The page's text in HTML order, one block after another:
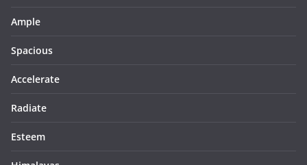
Ample
Spacious
Accelerate
Radiate
Esteem